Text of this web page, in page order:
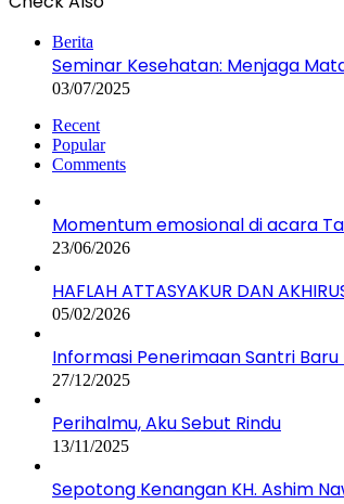
Berita
Seminar Kesehatan: Menjaga
03/07/2025
Recent
Popular
Comments
Momentum emosional di acara
23/06/2026
HAFLAH ATTASYAKUR DAN
05/02/2026
Informasi Penerimaan Santri
27/12/2025
Perihalmu, Aku Sebut Rindu
13/11/2025
Sepotong Kenangan KH. Ashim